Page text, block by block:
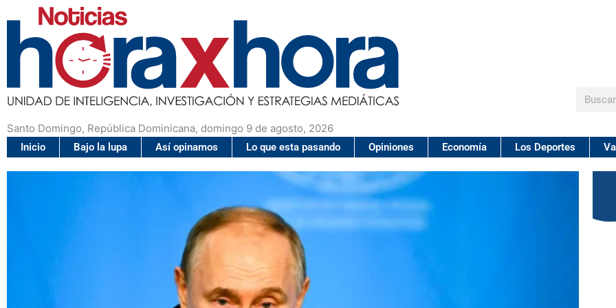
Santo Domingo, República Dominicana, domingo 9 de agosto, 2026
Buscar
Inicio Bajo la lupa Así opinamos Lo que esta pasando Opiniones Economía Los Deportes